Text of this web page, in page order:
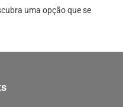
uma opção que se